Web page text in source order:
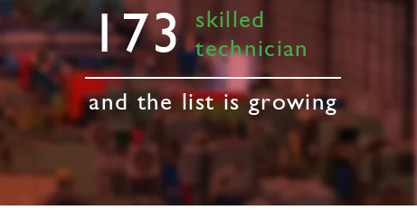
173 skilled
technician
and the list is growing